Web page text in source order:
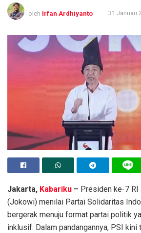
oleh Irfan Ardhiyanto 31 Januari
Jakarta, Kabariku – Presiden ke-7
(Jokowi) menilai Partai Solidaritas
bergerak menuju format partai politik
inklusif. Dalam pandangannya, PSI